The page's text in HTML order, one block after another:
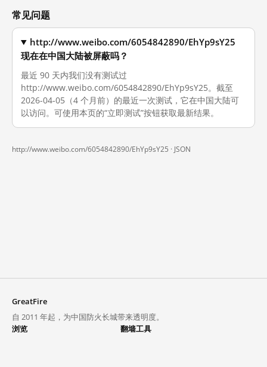
常见问题
http://www.weibo.com/6054842890/EhYp9sY25
现在在中国大陆被屏蔽吗？
最近 90 天内我们没有测试过
http://www.weibo.com/6054842890/EhYp9sY25。截至
2026-04-05（4 个月前）的最近一次测试，它在中国大陆可
以访问。可使用本页的“立即测试”按钮获取最新结果。
http://www.weibo.com/6054842890/EhYp9sY25 · JSON
GreatFire
自 2011 年起，为中国防火长城带来透明度。
浏览
翻墙工具